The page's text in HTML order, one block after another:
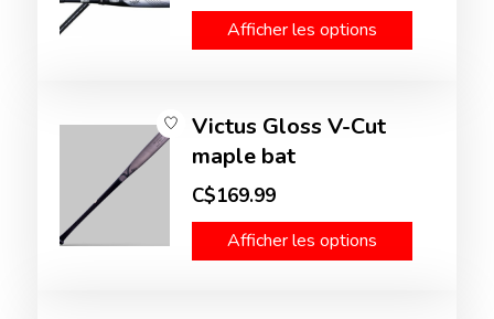
Afficher les options
Victus Gloss V-Cut
maple bat
C$169.99
Afficher les options